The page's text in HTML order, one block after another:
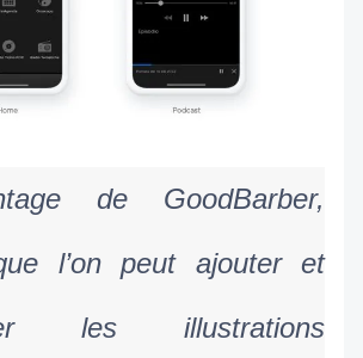
de GoodBarber,
l’on peut ajouter et
les illustrations